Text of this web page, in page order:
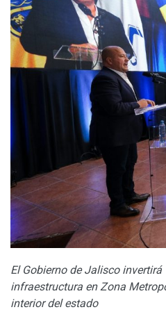
El Gobierno de Jalisco invertirá
infraestructura en Zona
interior del estado